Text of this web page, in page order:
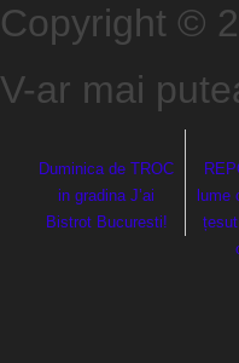
Copyright ©
V-ar mai
Duminica de TROC
in gradina J’ai
Bistrot Bucuresti!
lume